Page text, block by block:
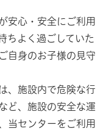
安心・安全にご利用
ちよく過ごしていた
自身のお子様の見守
、施設内で危険な行
ど、施設の安全な運
当センターをご利用